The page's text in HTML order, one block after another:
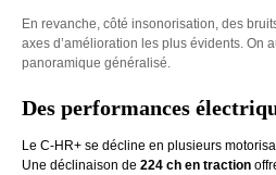
En revanche, côté insonorisation, des
axes d’amélioration les plus évidents. On
panoramique généralisé.
Des performances
Le C-HR+ se décline en plusieurs
Une déclinaison de 224 ch en traction